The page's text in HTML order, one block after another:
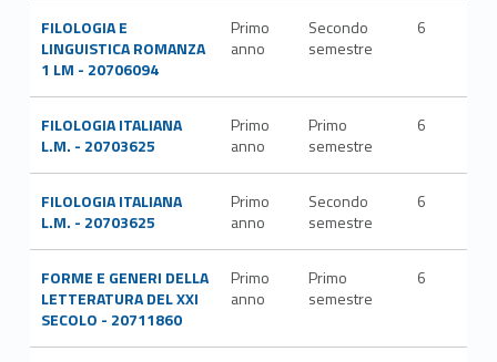
FILOLOGIA E
LINGUISTICA ROMANZA
1 LM - 20706094
Primo
anno
Secondo
semestre
6
FILOLOGIA ITALIANA
L.M. - 20703625
Primo
anno
Primo
semestre
6
FILOLOGIA ITALIANA
L.M. - 20703625
Primo
anno
Secondo
semestre
6
FORME E GENERI DELLA
LETTERATURA DEL XXI
SECOLO - 20711860
Primo
anno
Primo
semestre
6